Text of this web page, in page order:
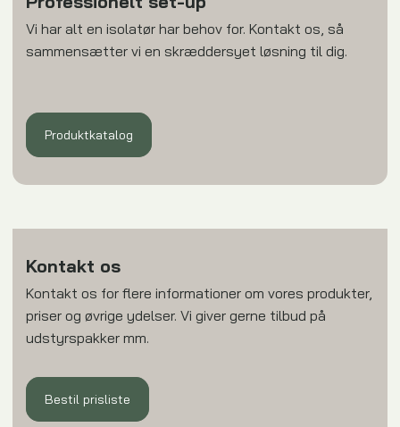
Vi har alt en isolatør har behov for. Kontakt os, så
sammensætter vi en skræddersyet løsning til dig.
Produktkatalog​
Kontakt os
​Kontakt os for flere informationer om vores produkter,
priser og øvrige ydelser. Vi giver gerne tilbud på
udstyrspakker mm.
Bestil prisliste